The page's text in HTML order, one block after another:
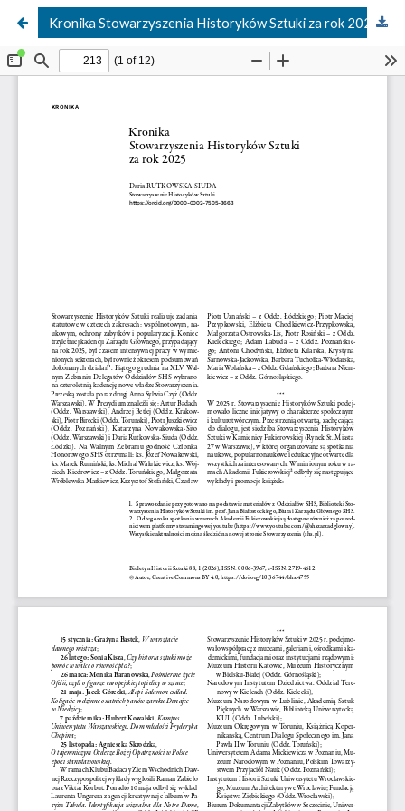
Kronika Stowarzyszenia Historyków Sztuki za rok 2025